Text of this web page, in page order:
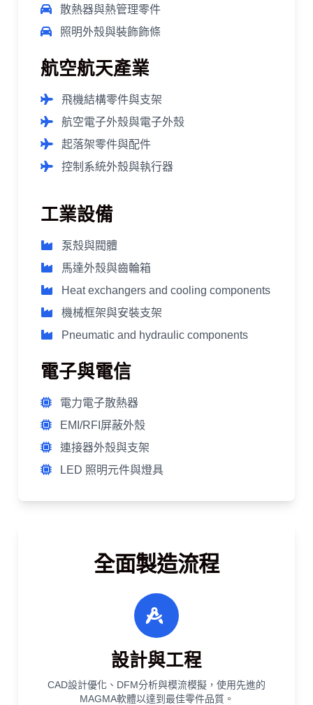
散熱器與熱管理零件
照明外殼與裝飾飾條
航空航天產業
飛機結構零件與支架
航空電子外殼與電子外殼
起落架零件與配件
控制系統外殼與執行器
工業設備
泵殼與閥體
馬達外殼與齒輪箱
Heat exchangers and cooling components
機械框架與安裝支架
Pneumatic and hydraulic components
電子與電信
電力電子散熱器
EMI/RFI屏蔽外殼
連接器外殼與支架
LED 照明元件與燈具
全面製造流程
設計與工程
CAD設計優化、DFM分析與模流模擬，使用先進的
MAGMA軟體以達到最佳零件品質。